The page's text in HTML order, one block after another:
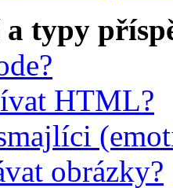
typy
HTML?
obrázky?